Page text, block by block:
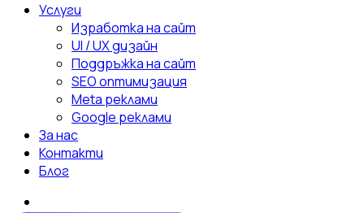
Услуги
Изработка на сайт
UI / UX дизайн
Поддръжка на сайт
SEO оптимизация
Meta реклами
Google реклами
За нас
Контакти
Блог